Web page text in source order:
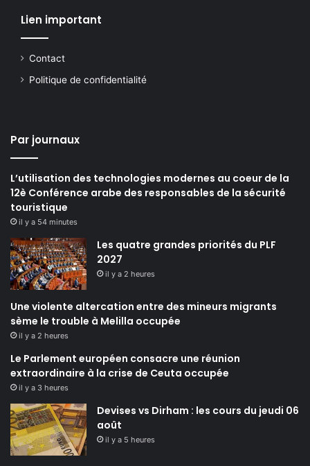
Lien important
Contact
Politique de confidentialité
Par journaux
L’utilisation des technologies modernes au coeur de la
12è Conférence arabe des responsables de la sécurité
touristique
il y a 54 minutes
Les quatre grandes priorités du PLF
2027
il y a 2 heures
Une violente altercation entre des mineurs migrants
sème le trouble à Melilla occupée
il y a 2 heures
Le Parlement européen consacre une réunion
extraordinaire à la crise de Ceuta occupée
il y a 3 heures
Devises vs Dirham : les cours du jeudi 06
août
il y a 5 heures